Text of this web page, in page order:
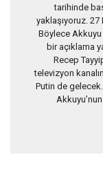
tarihinde
yaklaşıyoruz.
Böylece
bir açıklama
Recep
televizyon
Putin de